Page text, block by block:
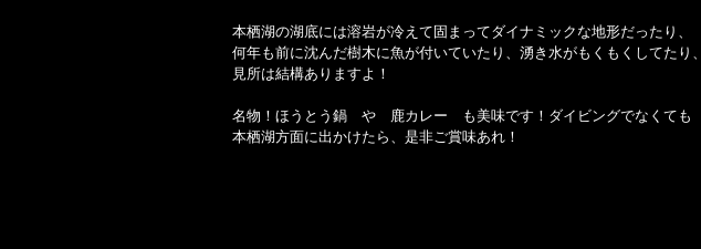
本栖湖の湖底には溶岩が冷えて固まってダイナミックな地形だったり、
何年も前に沈んだ樹木に魚が付いていたり、湧き水がもくもくしてたり、
見所は結構ありますよ！
名物！ほうとう鍋　や　鹿カレー　も美味です！ダイビングでなくても
本栖湖方面に出かけたら、是非ご賞味あれ！